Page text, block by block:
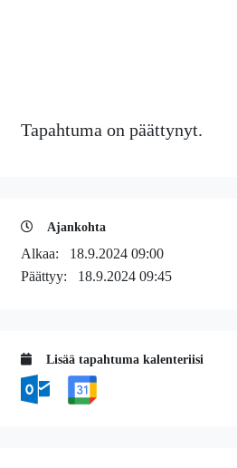
Tapahtuma on päättynyt.
Ajankohta
Alkaa: 18.9.2024 09:00
Päättyy: 18.9.2024 09:45
Lisää tapahtuma kalenteriisi